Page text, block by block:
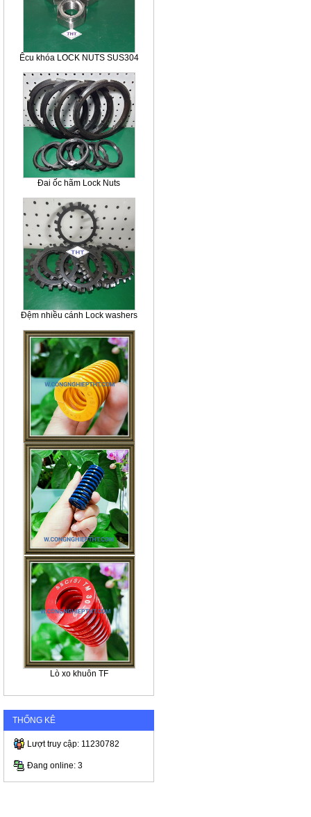
Êcu khóa LOCK NUTS SUS304
Đai ốc hãm Lock Nuts
Đệm nhiều cánh Lock washers
Lò xo khuôn TF
THỐNG KÊ
Lượt truy cập: 11230782
Đang online: 3